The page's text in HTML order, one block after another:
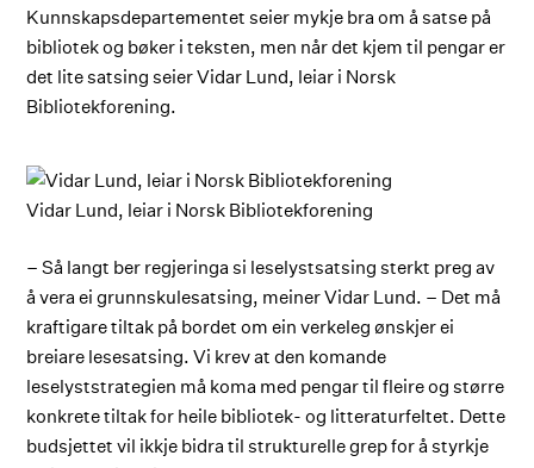
Kunnskapsdepartementet seier mykje bra om å satse på
bibliotek og bøker i teksten, men når det kjem til pengar er
det lite satsing seier Vidar Lund, leiar i Norsk
Bibliotekforening.
Vidar Lund, leiar i Norsk Bibliotekforening
– Så langt ber regjeringa si leselystsatsing sterkt preg av
å vera ei grunnskulesatsing, meiner Vidar Lund. – Det må
kraftigare tiltak på bordet om ein verkeleg ønskjer ei
breiare lesesatsing. Vi krev at den komande
leselyststrategien må koma med pengar til fleire og større
konkrete tiltak for heile bibliotek- og litteraturfeltet. Dette
budsjettet vil ikkje bidra til strukturelle grep for å styrkje